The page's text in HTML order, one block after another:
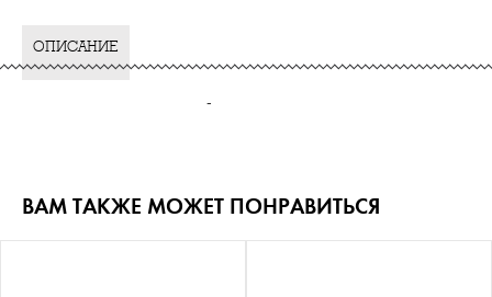
ОПИСАНИЕ
-
ВАМ ТАКЖЕ МОЖЕТ ПОНРАВИТЬСЯ